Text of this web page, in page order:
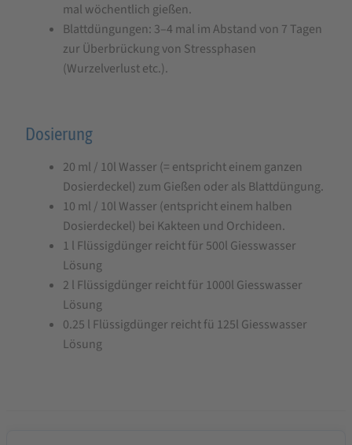
mal wöchentlich gießen.
Blattdüngungen: 3–4 mal im Abstand von 7 Tagen
zur Überbrückung von Stressphasen
(Wurzelverlust etc.).
Dosierung
20 ml / 10l Wasser (= entspricht einem ganzen
Dosierdeckel) zum Gießen oder als Blattdüngung.
10 ml / 10l Wasser (entspricht einem halben
Dosierdeckel) bei Kakteen und Orchideen.
1 l Flüssigdünger reicht für 500l Giesswasser
Lösung
2 l Flüssigdünger reicht für 1000l Giesswasser
Lösung
0.25 l Flüssigdünger reicht fü 125l Giesswasser
Lösung